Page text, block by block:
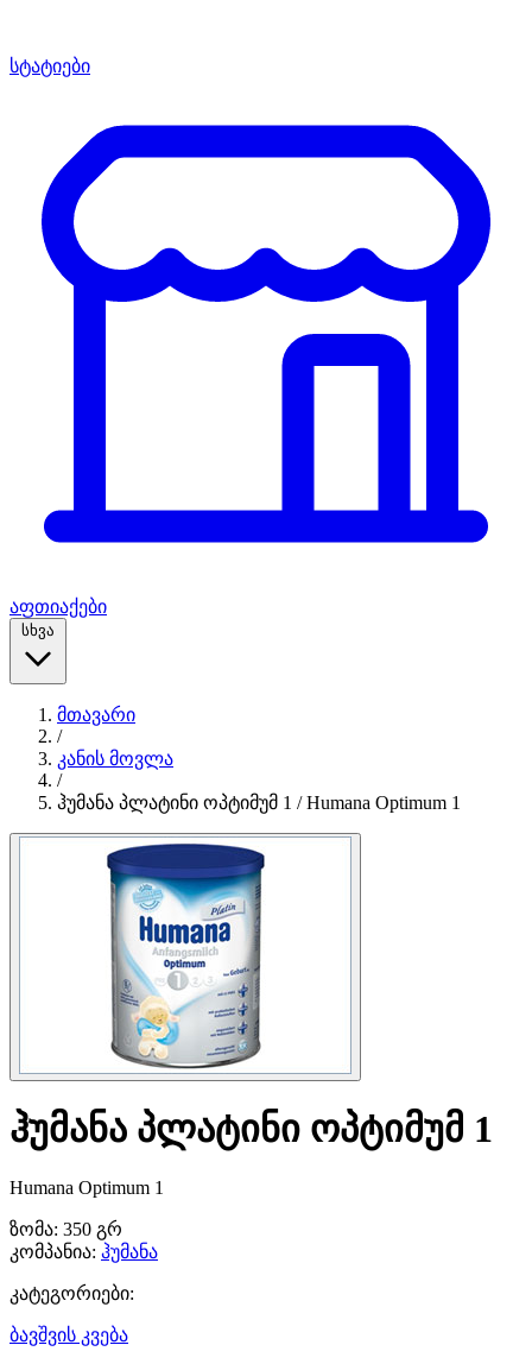
სტატიები
აფთიაქები
სხვა
მთავარი
/
კანის მოვლა
/
ჰუმანა პლატინი ოპტიმუმ 1 / Humana Optimum 1
ჰუმანა პლატინი ოპტიმუმ 1
Humana Optimum 1
ზომა: 350 გრ
კომპანია: ჰუმანა
კატეგორიები:
ბავშვის კვება